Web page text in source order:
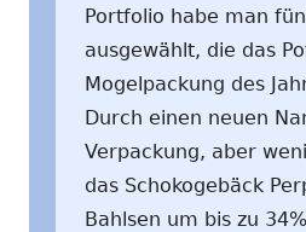
Portfolio habe man
ausgewählt, die das
Mogelpackung des
Durch einen neuen
Verpackung, aber
das Schokogebäck
Bahlsen um bis zu